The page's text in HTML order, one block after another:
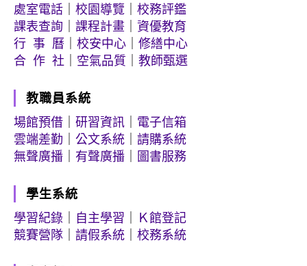
處室電話
校園導覽
校務評鑑
課表查詢
課程計畫
資優教育
行 事 曆
校安中心
修繕中心
合 作 社
空氣品質 教師甄選
教職員系統
場館預借
研習資訊
電子信箱
雲端差勤
公文系統
請購系統
無聲廣播
有聲廣播 圖書服務
學生系統
學習紀錄
自主學習
Ｋ館登記
競賽營隊
請假系統 校務系統